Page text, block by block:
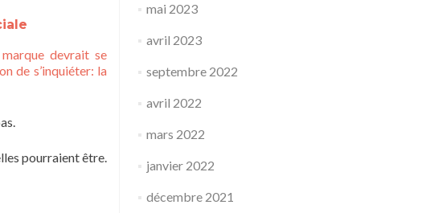
devrait se
de s’inquiéter: la
pourraient être.
mai 2023
avril 2023
septembre 2022
avril 2022
mars 2022
janvier 2022
décembre 2021